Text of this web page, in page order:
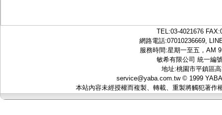
TEL:03-4021676
網路電話:07010236669,
服務時間:星期一至五，AM
敏希有限公司 統一編
地址:桃園市平鎮區
service@yaba.com.tw© 1999 YABA
本站內容未經授權而複製、轉載、重製將觸犯著作